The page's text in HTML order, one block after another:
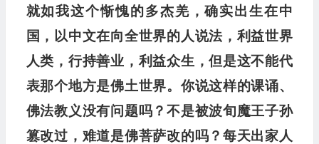
就如我这个惭愧的多杰羌，确实出生在中
国，以中文在向全世界的人说法，利益世界
人类，行持善业，利益众生，但是这不能代
表那个地方是佛土世界。 你说这样的课诵、
佛法教义没有问题吗？不是被波旬魔王子孙
篡改过，难道是佛菩萨改的吗？每天出家人